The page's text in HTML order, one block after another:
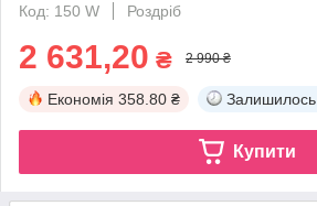
Код: 150 W
Роздріб
2 631,20 ₴ 2 990 ₴
Економія 358.80 ₴ Залишилось
Купити